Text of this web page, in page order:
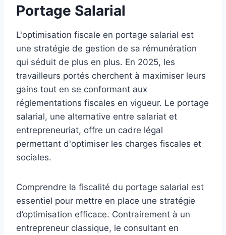
Portage Salarial
L'optimisation fiscale en portage salarial est
une stratégie de gestion de sa rémunération
qui séduit de plus en plus. En 2025, les
travailleurs portés cherchent à maximiser leurs
gains tout en se conformant aux
réglementations fiscales en vigueur. Le portage
salarial, une alternative entre salariat et
entrepreneuriat, offre un cadre légal
permettant d'optimiser les charges fiscales et
sociales.
Comprendre la fiscalité du portage salarial est
essentiel pour mettre en place une stratégie
d’optimisation efficace. Contrairement à un
entrepreneur classique, le consultant en